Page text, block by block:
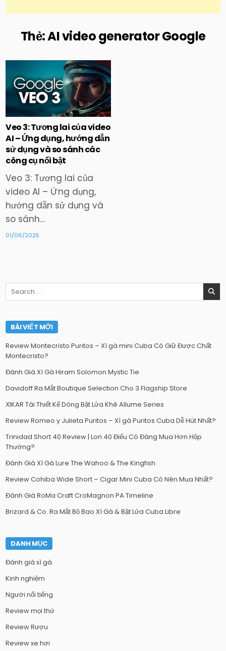
Thẻ:AI video generator Google
Posted
in
Veo 3: Tương lai của video
AI – Ứng dụng, hướng dẫn
sử dụng và so sánh các
công cụ nổi bật
Veo 3: Tương lai của
video AI – Ứng dụng,
hướng dẫn sử dụng và
so sánh…
01/06/2025
Search
BÀI VIẾT MỚI
Review Montecristo Puritos – Xì gà mini Cuba Có Giữ Được Chất
Montecristo?
Đánh Giá Xì Gà Hiram Solomon Mystic Tie
Davidoff Ra Mắt Boutique Selection Cho 3 Flagship Store
XIKAR Tái Thiết Kế Dòng Bật Lửa Khè Allume Series
Review Romeo y Julieta Puritos – Xì gà Puritos Cuba Dễ Hút Nhất?
Trinidad Short 40 Review | Lon 40 Điếu Có Đáng Mua Hơn Hộp
Thường?
Đánh Giá Xì Gà Lure The Wahoo & The Kingfish
Review Cohiba Wide Short – Cigar Mini Cuba Có Nên Mua Nhất?
Đánh Giá RoMa Craft CroMagnon PA Timeline
Brizard & Co. Ra Mắt Bộ Bao Xì Gà & Bật Lửa Cuba Libre
DANH MỤC
Đánh giá xì gà
Kinh nghiệm
Người nổi tiếng
Review mọi thứ
Review Rượu
Review xe hơi